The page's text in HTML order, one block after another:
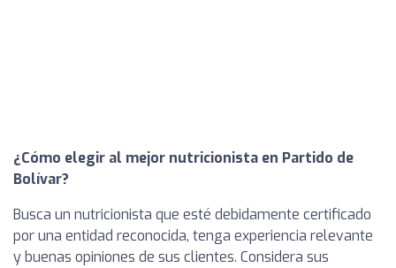
¿Cómo elegir al mejor nutricionista en Partido de
Bolívar?
Busca un nutricionista que esté debidamente certificado
por una entidad reconocida, tenga experiencia relevante
y buenas opiniones de sus clientes. Considera sus